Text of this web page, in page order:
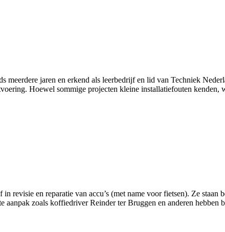
meerdere jaren en erkend als leerbedrijf en lid van Techniek
Hoewel sommige projecten kleine installatiefouten kenden,
revisie en reparatie van accu’s (met name voor fietsen). Ze staan
zoals koffiedriver Reinder ter Bruggen en anderen hebben